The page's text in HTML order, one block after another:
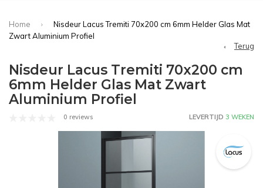
Home
Nisdeur Lacus Tremiti 70x200 cm 6mm Helder Glas Mat
Zwart Aluminium Profiel
Terug
Nisdeur Lacus Tremiti 70x200 cm
6mm Helder Glas Mat Zwart
Aluminium Profiel
0 reviews LEVERTIJD 3 WEKEN